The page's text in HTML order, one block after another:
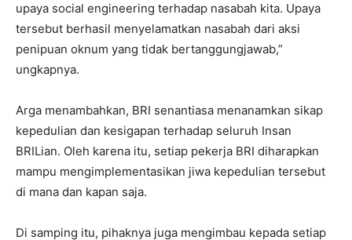
upaya social engineering terhadap nasabah kita. Upaya
tersebut berhasil menyelamatkan nasabah dari aksi
penipuan oknum yang tidak bertanggungjawab,”
ungkapnya.
Arga menambahkan, BRI senantiasa menanamkan sikap
kepedulian dan kesigapan terhadap seluruh Insan
BRILian. Oleh karena itu, setiap pekerja BRI diharapkan
mampu mengimplementasikan jiwa kepedulian tersebut
di mana dan kapan saja.
Di samping itu, pihaknya juga mengimbau kepada setiap